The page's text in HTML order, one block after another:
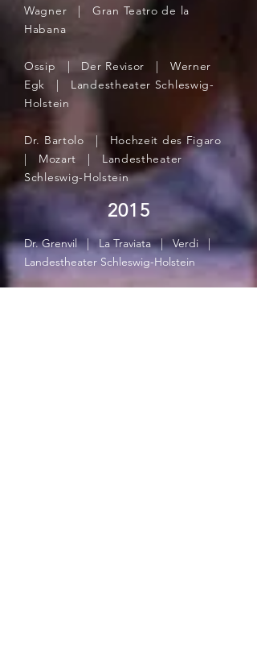
Wagner | Gran Teatro de la
Habana
Ossip | Der Revisor | Werner
Egk | Landestheater Schleswig-
Holstein
Dr. Bartolo | Hochzeit des Figaro
| Mozart | Landestheater
Schleswig-Holstein
2015
Dr. Grenvil | La Traviata | Verdi |
Landestheater Schleswig-Holstein